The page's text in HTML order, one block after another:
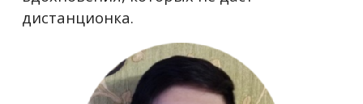
дистанционка.